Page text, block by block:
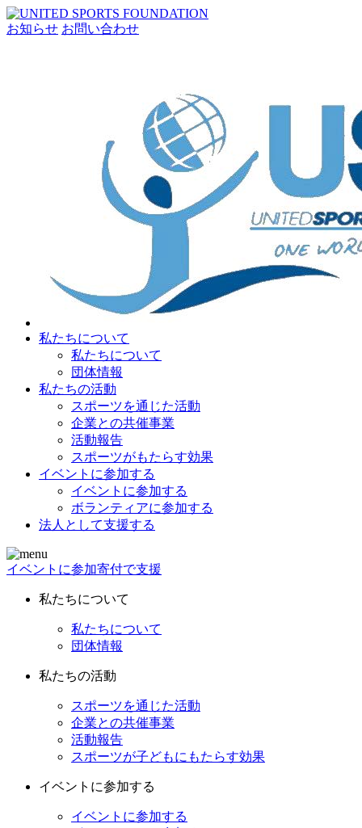
お知らせ お問い合わせ
私たちについて
私たちについて
団体情報
私たちの活動
スポーツを通じた活動
企業との共催事業
活動報告
スポーツがもたらす効果
イベントに参加する
イベントに参加する
ボランティアに参加する
法人として支援する
イベントに参加寄付で支援
私たちについて
私たちについて
団体情報
私たちの活動
スポーツを通じた活動
企業との共催事業
活動報告
スポーツが子どもにもたらす効果
イベントに参加する
イベントに参加する